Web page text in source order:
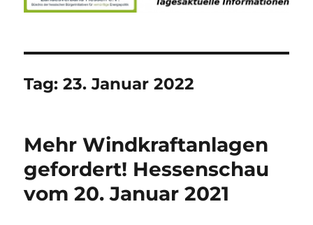
Tag:23. Januar 2022
Mehr Windkraftanlagen
gefordert! Hessenschau
vom 20. Januar 2021